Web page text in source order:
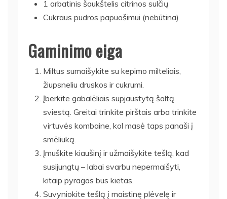
1 arbatinis šaukštelis citrinos sulčių
Cukraus pudros papuošimui (nebūtina)
Gaminimo eiga
Miltus sumaišykite su kepimo milteliais,
žiupsneliu druskos ir cukrumi.
Įberkite gabalėliais supjaustytą šaltą
sviestą. Greitai trinkite pirštais arba trinkite
virtuvės kombaine, kol masė taps panaši į
smėliuką.
Įmuškite kiaušinį ir užmaišykite tešlą, kad
susijungtų – labai svarbu nepermaišyti,
kitaip pyragas bus kietas.
Suvyniokite tešlą į maistinę plėvelę ir